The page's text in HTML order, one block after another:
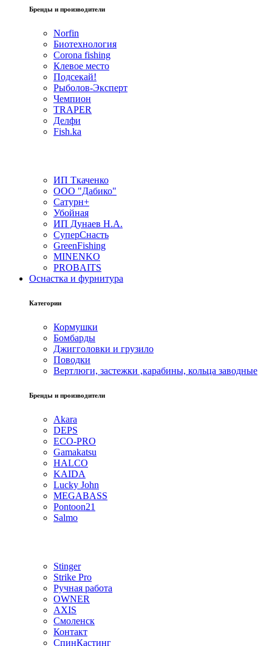
Бренды и производители
Norfin
Биотехнология
Corona fishing
Клевое место
Подсекай!
Рыболов-Эксперт
Чемпион
TRAPER
Делфи
Fish.ka
ИП Ткаченко
ООО "Дабико"
Сатурн+
Убойная
ИП Дунаев Н.А.
СуперСнасть
GreenFishing
MINENKO
PROBAITS
Оснастка и фурнитура
Категории
Кормушки
Бомбарды
Джигголовки и грузило
Поводки
Вертлюги, застежки ,карабины, кольца заводные
Бренды и производители
Akara
DEPS
ECO-PRO
Gamakatsu
HALCO
KAIDA
Lucky John
MEGABASS
Pontoon21
Salmo
Stinger
Strike Pro
Ручная работа
OWNER
AXIS
Смоленск
Контакт
СпинКастинг